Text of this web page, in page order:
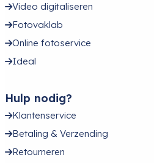
Video digitaliseren
Fotovaklab
Online fotoservice
Ideal
Hulp nodig?
Klantenservice
Betaling & Verzending
Retourneren